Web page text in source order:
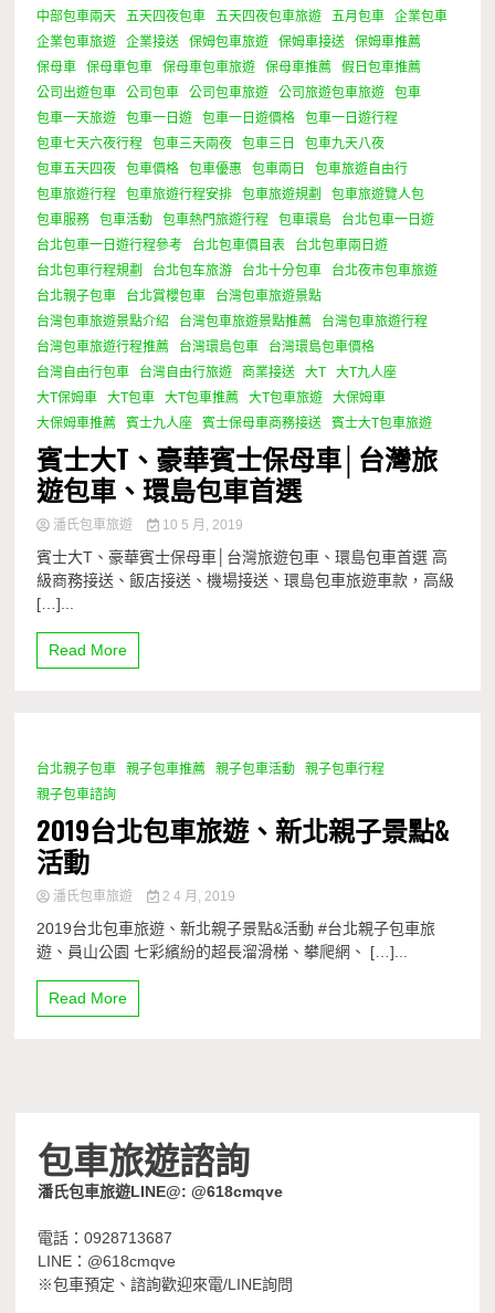
中部包車兩天 五天四夜包車 五天四夜包車旅遊 五月包車
企業包車
企業包車旅遊
企業接送 保姆包車旅遊 保姆車接送
保姆車推薦
保母車
保母車包車 保母車包車旅遊 保母車推薦
假日包車推薦
公司出遊包車
公司包車 公司包車旅遊 公司旅遊包車旅遊
包車
包車一天旅遊
包車一日遊 包車一日遊價格
包車一日遊行程
包車七天六夜行程
包車三天兩夜 包車三日
包車九天八夜
包車五天四夜
包車價格 包車優惠 包車兩日
包車旅遊自由行
包車旅遊行程
包車旅遊行程安排 包車旅遊規劃
包車旅遊覽人包
包車服務
包車活動 包車熱門旅遊行程 包車環島
台北包車一日遊
台北包車一日遊行程參考
台北包車價目表
台北包車兩日遊
台北包車行程規劃
台北包车旅游 台北十分包車
台北夜市包車旅遊
台北親子包車
台北賞櫻包車
台灣包車旅遊景點
台灣包車旅遊景點介紹
台灣包車旅遊景點推薦
台灣包車旅遊行程
台灣包車旅遊行程推薦
台灣環島包車
台灣環島包車價格
台灣自由行包車
台灣自由行旅遊 商業接送 大T
大T九人座
大T保姆車
大T包車 大T包車推薦 大T包車旅遊
大保姆車
大保姆車推薦
賓士九人座 賓士保母車商務接送 賓士大T包車旅遊
賓士大T、豪華賓士保母車│台灣旅
遊包車、環島包車首選
潘氏包車旅遊 10 5 月, 2019
賓士大T、豪華賓士保母車│台灣旅遊包車、環島包車首選 高
級商務接送、飯店接送、機場接送、環島包車旅遊車款，高級
[…]...
Read More
2 Minutes
台北親子包車 親子包車推薦 親子包車活動
親子包車行程
親子包車諮詢
2019台北包車旅遊、新北親子景點&
活動
潘氏包車旅遊 2 4 月, 2019
2019台北包車旅遊、新北親子景點&活動 #台北親子包車旅
遊、員山公園 七彩繽紛的超長溜滑梯、攀爬網、 […]...
Read More
包車旅遊諮詢
潘氏包車旅遊LINE@: @618cmqve
電話：0928713687
LINE：@618cmqve
※包車預定、諮詢歡迎來電/LINE詢問